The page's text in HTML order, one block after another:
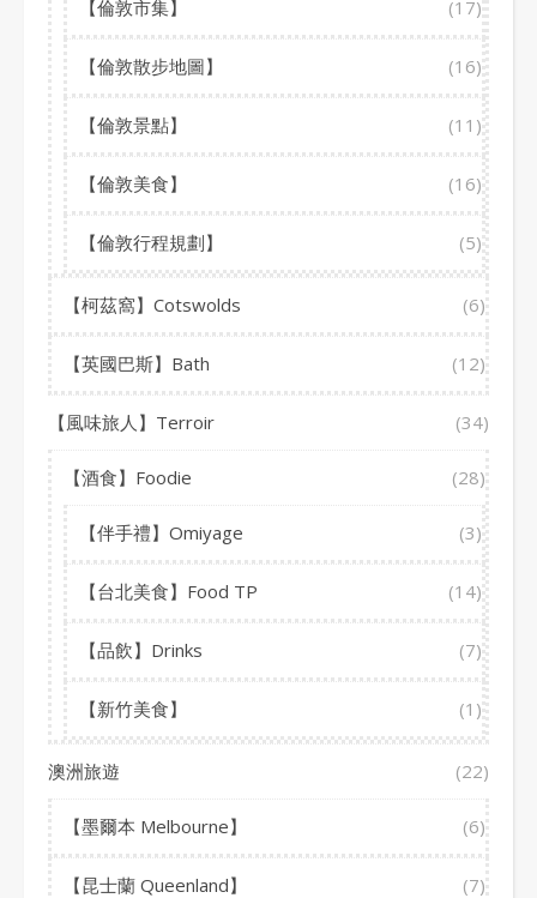
【倫敦市集】 (17)
【倫敦散步地圖】 (16)
【倫敦景點】 (11)
【倫敦美食】 (16)
【倫敦行程規劃】 (5)
【柯茲窩】Cotswolds (6)
【英國巴斯】Bath (12)
【風味旅人】Terroir (34)
【酒食】Foodie (28)
【伴手禮】Omiyage (3)
【台北美食】Food TP (14)
【品飲】Drinks (7)
【新竹美食】 (1)
澳洲旅遊 (22)
【墨爾本 Melbourne】 (6)
【昆士蘭 Queenland】 (7)